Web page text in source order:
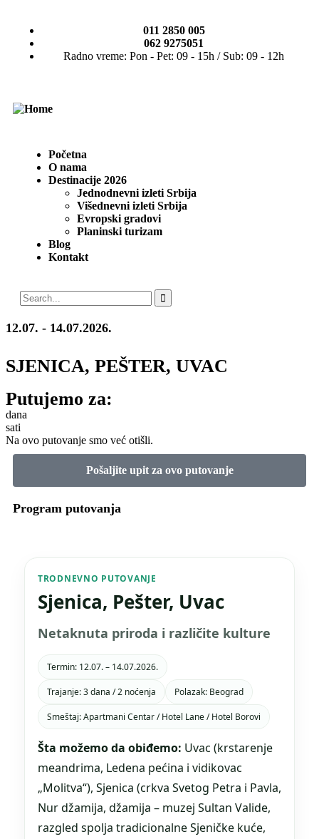
011 2850 005
062 9275051
Radno vreme: Pon - Pet: 09 - 15h / Sub: 09 - 12h
Početna
O nama
Destinacije 2026
Jednodnevni izleti Srbija
Višednevni izleti Srbija
Evropski gradovi
Planinski turizam
Blog
Kontakt
12.07. - 14.07.2026.
SJENICA, PEŠTER, UVAC
Putujemo za:
dana
sati
Na ovo putovanje smo već otišli.
Pošaljite upit za ovo putovanje
Program putovanja
TRODNEVNO PUTOVANJE
Sjenica, Pešter, Uvac
Netaknuta priroda i različite kulture
Termin: 12.07. – 14.07.2026.
Trajanje: 3 dana / 2 noćenja Polazak: Beograd
Smeštaj: Apartmani Centar / Hotel Lane / Hotel Borovi
Šta možemo da obiđemo: Uvac (krstarenje
meandrima, Ledena pećina i vidikovac
„Molitva“), Sjenica (crkva Svetog Petra i Pavla,
Nur džamija, džamija – muzej Sultan Valide,
razgled spolja tradicionalne Sjeničke kuće,